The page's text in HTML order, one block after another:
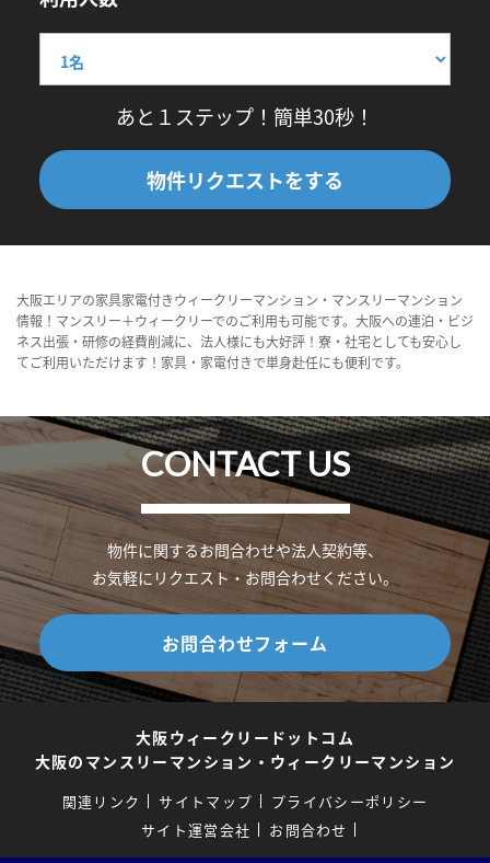
あと１ステップ！簡単30秒！
物件リクエストをする
大阪エリアの家具家電付きウィークリーマンション・マンスリーマンション
情報！マンスリー＋ウィークリーでのご利用も可能です。大阪への連泊・ビジ
ネス出張・研修の経費削減に、法人様にも大好評！寮・社宅としても安心し
てご利用いただけます！家具・家電付きで単身赴任にも便利です。
CONTACT US
物件に関するお問合わせや法人契約等、
お気軽にリクエスト・お問合わせください。
お問合わせフォーム
大阪ウィークリードットコム
大阪のマンスリーマンション・ウィークリーマンション
関連リンク サイトマップ
プライバシーポリシー
サイト運営会社
お問合わせ